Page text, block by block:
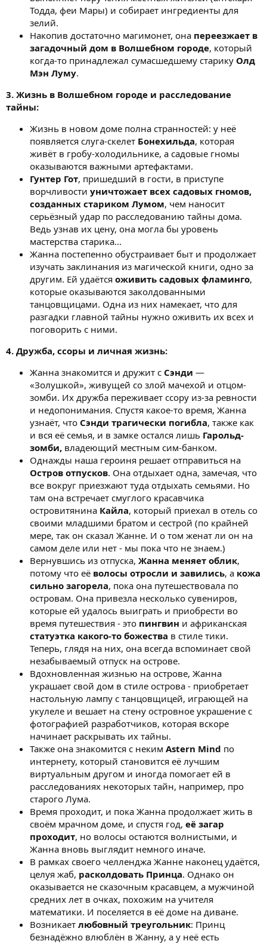
Тодда, феи Мары) и собирает ингредиенты для
зелий.
Накопив достаточно магимонет, она переезжает в
загадочный дом в Волшебном городе, который
когда-то принадлежал сумасшедшему старику Олд
Мэн Луму.
3. Жизнь в Волшебном городе и расследование
тайны:
Жизнь в новом доме полна странностей: у неё
появляется слуга-скелет Бонехильда, которая
живёт в гробу-холодильнике, а садовые гномы
оказываются важными артефактами.
Гунтер Гот, пришедший в гости, в приступе
ворчливости уничтожает всех садовых гномов,
созданных стариком Лумом, чем наносит
серьёзный удар по расследованию тайны дома.
Ведь узнав их цену, она могла бы уровень
мастерства старика...
Жанна постепенно обустраивает быт и продолжает
изучать заклинания из магической книги, одно за
другим. Ей удаётся оживить садовых фламинго,
которые оказываются заколдованными
танцовщицами. Одна из них намекает, что для
разгадки главной тайны нужно оживить их всех и
поговорить с ними.
4. Дружба, ссоры и личная жизнь:
Жанна знакомится и дружит с Сэнди —
«Золушкой», живущей со злой мачехой и отцом-
зомби. Их дружба переживает ссору из-за ревности
и недопонимания. Спустя какое-то время, Жанна
узнаёт, что Сэнди трагически погибла, также как
и вся её семья, и в замке остался лишь Гарольд-
зомби, владеющий местным сим-банком.
Однажды наша героиня решает отправиться на
Остров отпусков. Она отдыхает одна, замечая, что
все вокруг приезжают туда отдыхать семьями. Но
там она встречает смуглого красавчика
островитянина Кайла, который приехал в отель со
своими младшими братом и сестрой (по крайней
мере, так он сказал Жанне. И о том женат ли он на
самом деле или нет - мы пока что не знаем.)
Вернувшись из отпуска, Жанна меняет облик,
потому что её волосы отросли и завились, а кожа
сильно загорела, пока она путешествовала по
островам. Она привезла несколько сувениров,
которые ей удалось выиграть и приобрести во
время путешествия - это пингвин и африканская
статуэтка какого-то божества в стиле тики.
Теперь, глядя на них, она всегда вспоминает свой
незабываемый отпуск на острове.
Вдохновленная жизнью на острове, Жанна
украшает свой дом в стиле острова - приобретает
настольную лампу с танцовщицей, играющей на
укулеле и вешает на стену островное украшение с
фотографией разработчиков, которая вскоре
начинает раскрывать их тайны.
Также она знакомится с неким Astern Mind по
интернету, который становится её лучшим
виртуальным другом и иногда помогает ей в
расследованиях некоторых тайн, например, про
старого Лума.
Время проходит, и пока Жанна продолжает жить в
своём мрачном доме, и спустя год, её загар
проходит, но волосы остаются волнистыми, и
Жанна вновь выглядит немного иначе.
В рамках своего челленджа Жанне наконец удаётся,
целуя жаб, расколдовать Принца. Однако он
оказывается не сказочным красавцем, а мужчиной
средних лет в очках, похожим на учителя
математики. И поселяется в её доме на диване.
Возникает любовный треугольник: Принц
безнадёжно влюблён в Жанну, а у неё есть